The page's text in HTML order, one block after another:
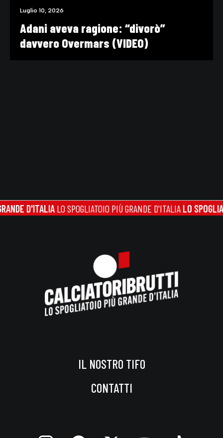
Luglio 10, 2026
Adani aveva ragione: “divorò”
davvero Overmars (VIDEO)
D'ITALIALO SPOGLIATOIO PIÙ GRANDE D'ITALIALO
IL NOSTRO TIFO
CONTATTI